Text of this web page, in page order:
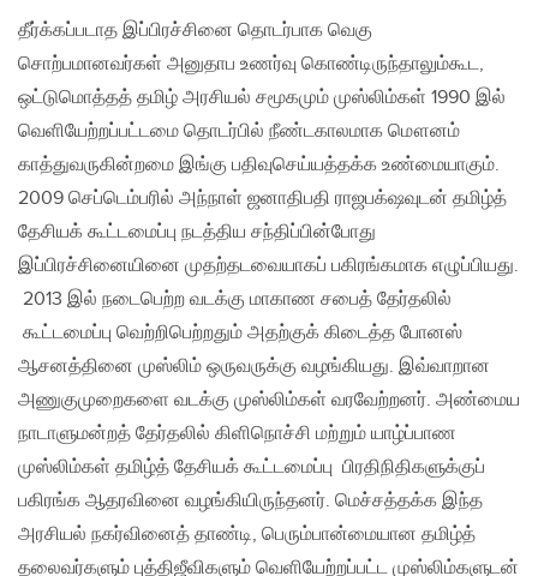
தீர்க்கப்படாத இப்பிரச்சினை தொடர்பாக வெகு
சொற்பமானவர்கள் அனுதாப உணர்வு கொண்டிருந்தாலும்கூட,
ஒட்டுமொத்தத் தமிழ் அரசியல் சமூகமும் முஸ்லிம்கள் 1990 இல்
வெளியேற்றப்பட்டமை தொடர்பில் நீண்டகாலமாக மௌனம்
காத்துவருகின்றமை இங்கு பதிவுசெய்யத்தக்க உண்மையாகும்.
2009 செப்டெம்பரில் அந்நாள் ஜனாதிபதி ராஜபக்‌ஷவுடன் தமிழ்த்
தேசியக் கூட்டமைப்பு நடத்திய சந்திப்பின்போது
இப்பிரச்சினையினை முதற்தடவையாகப் பகிரங்கமாக எழுப்பியது.
2013 இல் நடைபெற்ற வடக்கு மாகாண சபைத் தேர்தலில்
கூட்டமைப்பு வெற்றிபெற்றதும் அதற்குக் கிடைத்த போனஸ்
ஆசனத்தினை முஸ்லிம் ஒருவருக்கு வழங்கியது. இவ்வாறான
அணுகுமுறைகளை வடக்கு முஸ்லிம்கள் வரவேற்றனர். அண்மைய
நாடாளுமன்றத் தேர்தலில் கிளிநொச்சி மற்றும் யாழ்ப்பாண
முஸ்லிம்கள் தமிழ்த் தேசியக் கூட்டமைப்பு பிரதிநிதிகளுக்குப்
பகிரங்க ஆதரவினை வழங்கியிருந்தனர். மெச்சத்தக்க இந்த
அரசியல் நகர்வினைத் தாண்டி, பெரும்பான்மையான தமிழ்த்
தலைவர்களும் புத்திஜீவிகளும் வெளியேற்றப்பட்ட முஸ்லிம்களுடன்